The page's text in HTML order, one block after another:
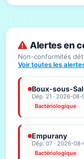
Alertes en
Non-conformités
Voir toutes les
Boux-sous-
Dép. 21 · 2026-08-
Bactériologique
Empurany
Dép. 07 · 2026-
Bactériologique